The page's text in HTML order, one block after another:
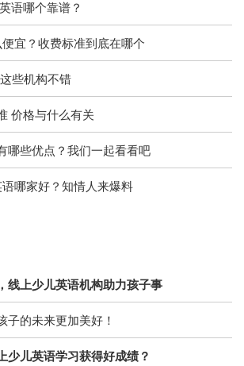
语哪个靠谱？
宜？收费标准到底在哪个
些机构不错
价格与什么有关
哪些优点？我们一起看看吧
哪家好？知情人来爆料
线上少儿英语机构助力孩子事
子的未来更加美好！
少儿英语学习获得好成绩？